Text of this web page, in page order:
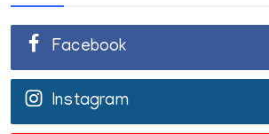
Facebook
Instagram